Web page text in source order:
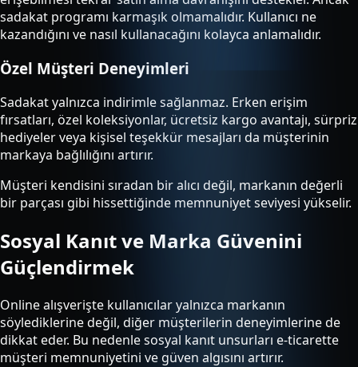
sadakat programı karmaşık olmamalıdır. Kullanıcı ne
kazandığını ve nasıl kullanacağını kolayca anlamalıdır.
Özel Müşteri Deneyimleri
Sadakat yalnızca indirimle sağlanmaz. Erken erişim
fırsatları, özel koleksiyonlar, ücretsiz kargo avantajı, sürpriz
hediyeler veya kişisel teşekkür mesajları da müşterinin
markaya bağlılığını artırır.
Müşteri kendisini sıradan bir alıcı değil, markanın değerli
bir parçası gibi hissettiğinde memnuniyet seviyesi yükselir.
Sosyal Kanıt ve Marka Güvenini
Güçlendirmek
Online alışverişte kullanıcılar yalnızca markanın
söylediklerine değil, diğer müşterilerin deneyimlerine de
dikkat eder. Bu nedenle sosyal kanıt unsurları e-ticarette
müşteri memnuniyetini ve güven algısını artırır.